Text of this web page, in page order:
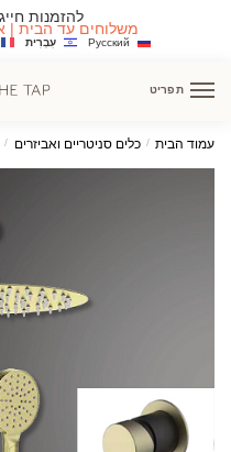
להזמנות
משלוחים עד הבית |
עִבְרִית Русский
תפריט
עמוד הבית / כלים סניטריים ואביזרים /